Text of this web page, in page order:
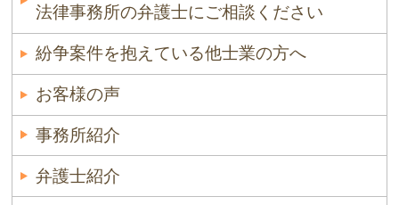
法律事務所の弁護士にご相談ください
紛争案件を抱えている他士業の方へ
お客様の声
事務所紹介
弁護士紹介